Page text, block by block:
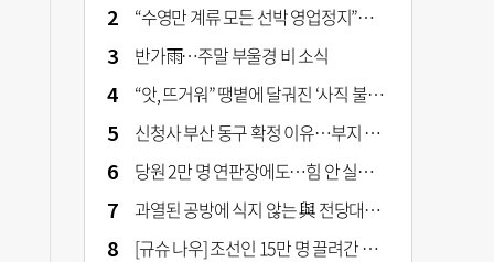
“수영만 계류 모든 선박 영업정지”… 재개발 속도전
반가雨…주말 부울경 비 소식
“앗, 뜨거워” 땡볕에 달궈진 ‘사직 불가마’ 관중석 무려 70도
신청사 부산 동구 확정 이유…부지 용이성·접근성·집적 가능성이 운명 갈랐다 [해수부 북항 시대]
당원 2만 명 연판장에도…힘 안 실리는 ‘장동혁 사퇴’ 공세
과열된 공방에 식지 않는 與 전당대회… 호남·수도권 집중하는 후보들
[규슈 나우] 조선인 15만 명 끌려간 치쿠호 탄광… 대를 이은 진실 캐기